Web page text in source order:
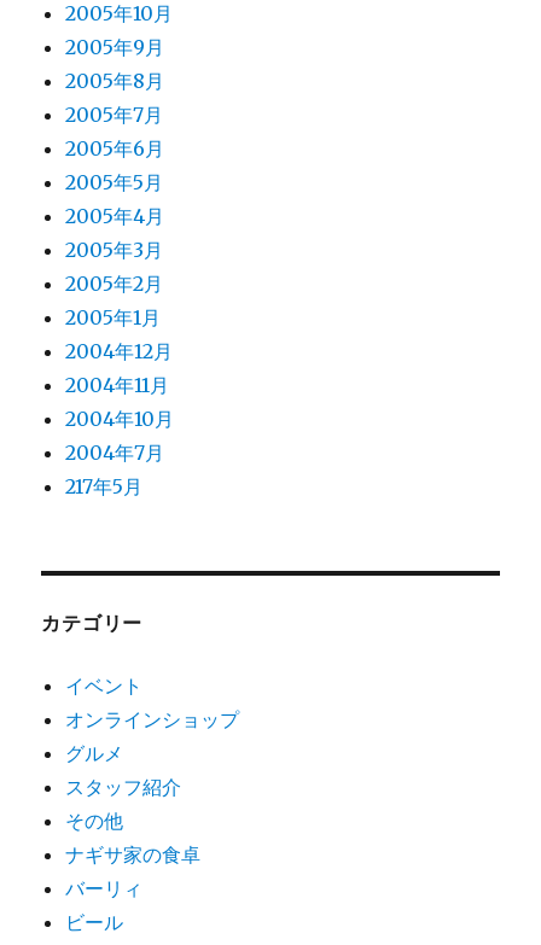
2005年10月
2005年9月
2005年8月
2005年7月
2005年6月
2005年5月
2005年4月
2005年3月
2005年2月
2005年1月
2004年12月
2004年11月
2004年10月
2004年7月
217年5月
カテゴリー
イベント
オンラインショップ
グルメ
スタッフ紹介
その他
ナギサ家の食卓
バーリィ
ビール